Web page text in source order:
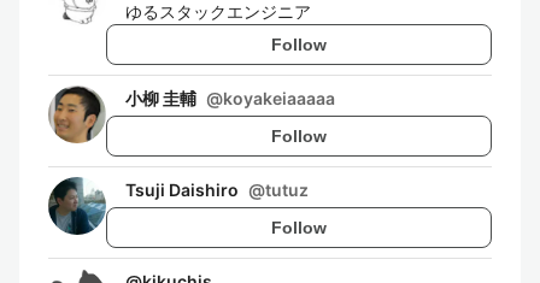
ゆるスタックエンジニア
Follow
小柳 圭輔 @koyakeiaaaaa
Follow
Tsuji Daishiro @tutuz
Follow